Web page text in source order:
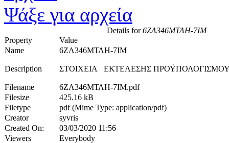
Ψάξε για αρχεία
Details for6ΖΛ346ΜΤΛΗ-7ΙΜ
Property
Value
Name
6ΖΛ346ΜΤΛΗ-7ΙΜ
Description ΣΤΟΙΧΕΙΑ ΕΚΤΕΛΕΣΗΣ ΠΡΟΫΠΟΛΟΓΙΣΜΟΥ
Filename
6ΖΛ346ΜΤΛΗ-7ΙΜ.pdf
Filesize
425.16 kB
Filetype
pdf (Mime Type: application/pdf)
Creator
syvris
Created On:
03/03/2020 11:56
Viewers
Everybody